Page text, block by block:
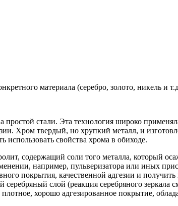
материала (серебро, золото, никель и
стали. Эта технология широко
Хром твердый, но хрупкий металл, и
использовать свойства хрома в обиходе.
содержащий соли того металла, который
например, пульверизатора или иных
покрытия, качественной адгезии и
слой (реакция серебряного
хорошо адгезированное покрытие,